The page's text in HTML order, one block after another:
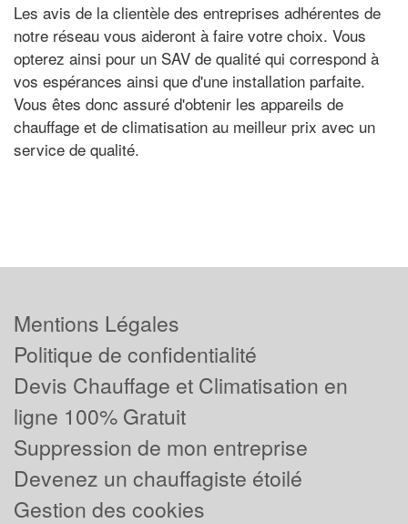
Les avis de la clientèle des entreprises adhérentes de
notre réseau vous aideront à faire votre choix. Vous
opterez ainsi pour un SAV de qualité qui correspond à
vos espérances ainsi que d'une installation parfaite.
Vous êtes donc assuré d'obtenir les appareils de
chauffage et de climatisation au meilleur prix avec un
service de qualité.
Mentions Légales
Politique de confidentialité
Devis Chauffage et Climatisation en
ligne 100% Gratuit
Suppression de mon entreprise
Devenez un chauffagiste étoilé
Gestion des cookies